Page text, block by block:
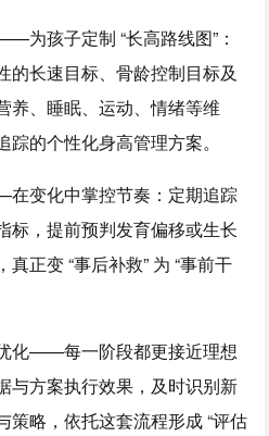
为孩子定制 “长高路线图”：
的长速目标、骨龄控制目标及
养、睡眠、运动、情绪等维
的个性化身高管理方案。
变化中掌控节奏：定期追踪
标，提前预判发育偏移或生长
正变 “事后补救” 为 “事前干
化——每一阶段都更接近理想
与方案执行效果，及时识别新
策略，依托这套流程形成 “评估